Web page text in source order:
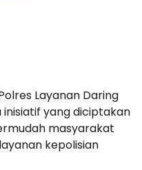
Layanan Daring
yang diciptakan
masyarakat
kepolisian